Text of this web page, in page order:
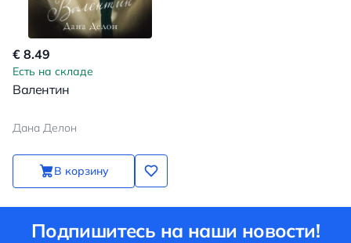
€ 8.49
Есть на складе
Валентин
Дана Делон
В корзину
Подпишитесь на наши новости!